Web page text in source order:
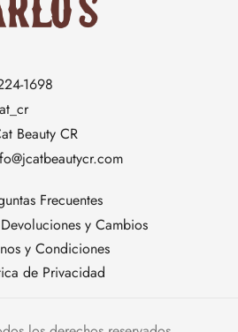
1698
Beauty CR
Frecuentes
y Cambios
y Condiciones
de Privacidad